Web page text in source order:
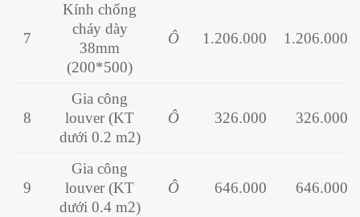
7
Kính chống
cháy dày
38mm
(200*500)
Ô 1.206.000 1.206.000
8
Gia công
louver (KT
dưới 0.2 m2)
Ô 326.000 326.000
9
Gia công
louver (KT
dưới 0.4 m2)
Ô 646.000 646.000